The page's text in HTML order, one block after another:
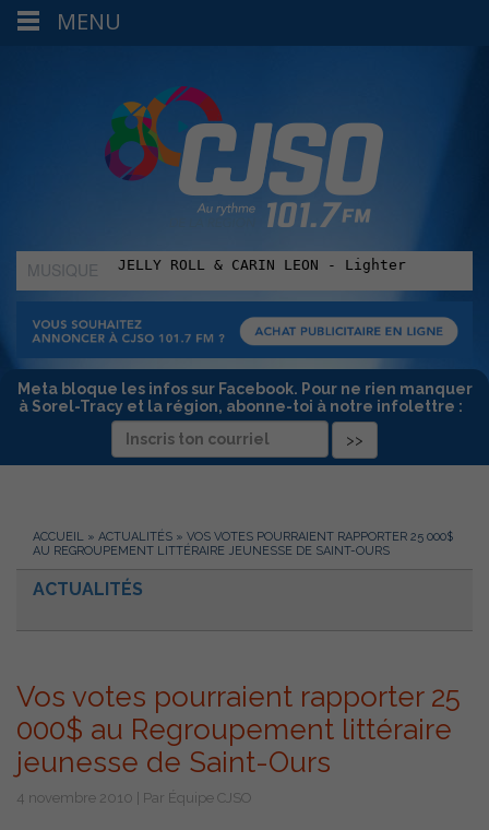
MUSIQUE
:
Meta bloque les infos sur Facebook. Pour ne rien manquer
à Sorel-Tracy et la région, abonne-toi à notre infolettre :
ACCUEIL » ACTUALITÉS » VOS VOTES POURRAIENT RAPPORTER 25 000$
AU REGROUPEMENT LITTÉRAIRE JEUNESSE DE SAINT-OURS
ACTUALITÉS
Vos votes pourraient rapporter 25
000$ au Regroupement littéraire
jeunesse de Saint-Ours
4 novembre 2010 | Par Équipe CJSO
MENU